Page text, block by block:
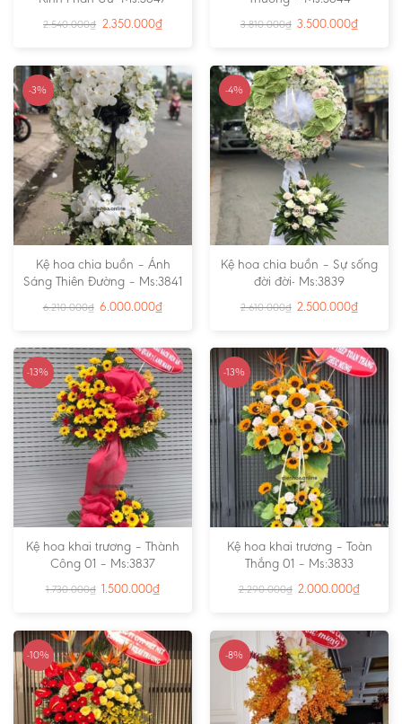
2.540.000₫ 2.350.000₫ 3.810.000₫ 3.500.000₫
-3%
Kệ hoa chia buồn – Ánh
Sáng Thiên Đường – Ms:3841
6.210.000₫ 6.000.000₫
-4%
Kệ hoa chia buồn – Sự sống
đời đời- Ms:3839
2.610.000₫ 2.500.000₫
-13%
Kệ hoa khai trương – Thành
Công 01 – Ms:3837
1.730.000₫ 1.500.000₫
-13%
Kệ hoa khai trương – Toàn
Thắng 01 – Ms:3833
2.290.000₫ 2.000.000₫
-10% -8%